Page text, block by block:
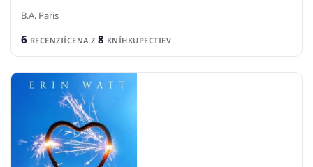
B.A. Paris
6 RECENZIÍCENA Z 8 KNÍHKUPECTIEV